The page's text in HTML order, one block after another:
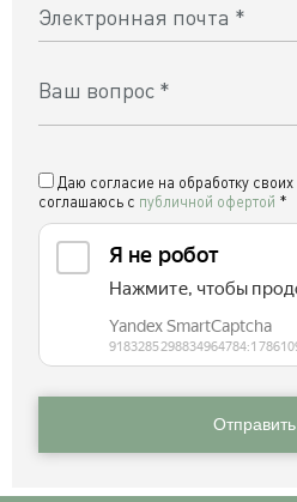
Даю согласие на обработку своих
соглашаюсь c публичной офертой *
Отправить